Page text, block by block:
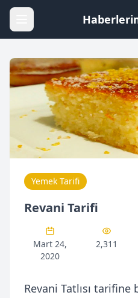
Yemek Tarifi
Revani Tarifi
Mart 24,
2020
2,311
Revani Tatlısı tarifine